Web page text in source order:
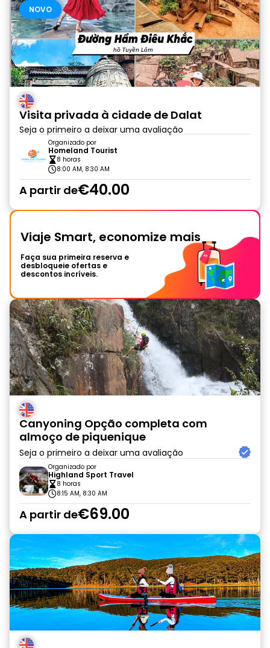
NOVO
Visita privada à cidade de Dalat
Seja o primeiro a deixar uma avaliação
Organizado por
Homeland Tourist
8 horas
8:00 AM, 8:30 AM
A partir de€40.00
Viaje Smart, economize mais
Faça sua primeira reserva e
desbloqueie ofertas e
descontos incríveis.
Canyoning Opção completa com
almoço de piquenique
Seja o primeiro a deixar uma avaliação
Organizado por
Highland Sport Travel
8 horas
8:15 AM, 8:30 AM
A partir de€69.00